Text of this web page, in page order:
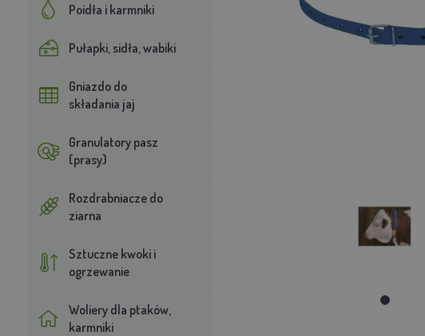
Poidła i karmniki
Pułapki, sidła, wabiki
Gniazdo do
składania jaj
Granulatory pasz
(prasy)
Rozdrabniacze do
ziarna
Sztuczne kwoki i
ogrzewanie
Woliery dla ptaków,
karmniki